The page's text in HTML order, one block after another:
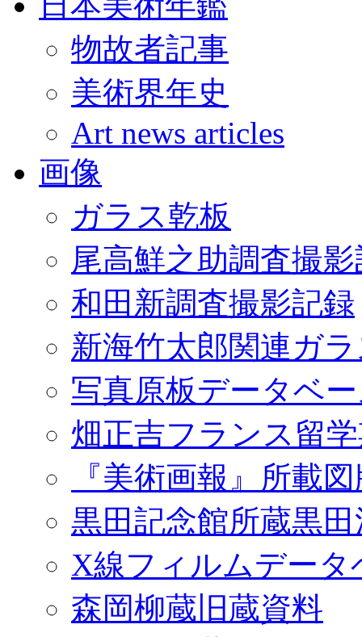
物故者記事
美術界年史
Art news articles
画像
ガラス乾板
尾高鮮之助調査撮
和田新調査撮影記録
新海竹太郎関連ガ
写真原板データベ
畑正吉フランス留
『美術画報』所載
黒田記念館所蔵黒
X線フィルムデータ
森岡柳蔵旧蔵資料